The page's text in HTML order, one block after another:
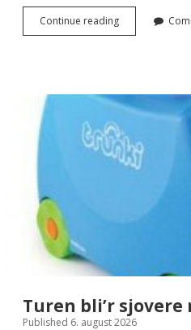
Continue readingSko
med
i
orden
Turen bli’r
Published 6. august 2026